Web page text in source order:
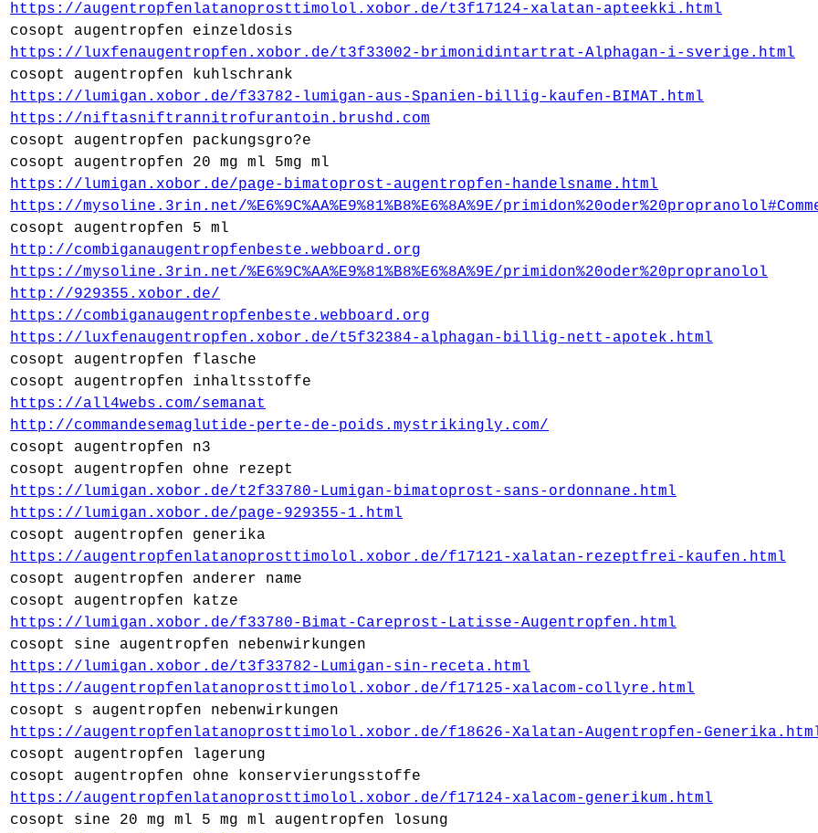
https://augentropfenlatanoprosttimolol.xobor.de/t3f17124-xalatan-apteekki.html
cosopt augentropfen einzeldosis
https://luxfenaugentropfen.xobor.de/t3f33002-brimonidintartrat-Alphagan-i-sverige.html
cosopt augentropfen kuhlschrank
https://lumigan.xobor.de/f33782-lumigan-aus-Spanien-billig-kaufen-BIMAT.html
https://niftasniftrannitrofurantoin.brushd.com
cosopt augentropfen packungsgro?e
cosopt augentropfen 20 mg ml 5mg ml
https://lumigan.xobor.de/page-bimatoprost-augentropfen-handelsname.html
https://mysoline.3rin.net/%E6%9C%AA%E9%81%B8%E6%8A%9E/
cosopt augentropfen 5 ml
http://combiganaugentropfenbeste.webboard.org
https://mysoline.3rin.net/%E6%9C%AA%E9%81%B8%E6%8A%9E/primidon%20oder%20propranolol
http://929355.xobor.de/
https://combiganaugentropfenbeste.webboard.org
https://luxfenaugentropfen.xobor.de/t5f32384-alphagan-billig-nett-apotek.html
cosopt augentropfen flasche
cosopt augentropfen inhaltsstoffe
https://all4webs.com/semanat
http://commandesemaglutide-perte-de-poids.mystrikingly.com/
cosopt augentropfen n3
cosopt augentropfen ohne rezept
https://lumigan.xobor.de/t2f33780-Lumigan-bimatoprost-sans-ordonnane.html
https://lumigan.xobor.de/page-929355-1.html
cosopt augentropfen generika
https://augentropfenlatanoprosttimolol.xobor.de/f17121-xalatan-rezeptfrei-kaufen.html
cosopt augentropfen anderer name
cosopt augentropfen katze
https://lumigan.xobor.de/f33780-Bimat-Careprost-Latisse-Augentropfen.html
cosopt sine augentropfen nebenwirkungen
https://lumigan.xobor.de/t3f33782-Lumigan-sin-receta.html
https://augentropfenlatanoprosttimolol.xobor.de/f17125-xalacom-collyre.html
cosopt s augentropfen nebenwirkungen
https://augentropfenlatanoprosttimolol.xobor.de/f18626-Xalatan-Augentropfen-
cosopt augentropfen lagerung
cosopt augentropfen ohne konservierungsstoffe
https://augentropfenlatanoprosttimolol.xobor.de/f17124-xalacom-generikum.html
cosopt sine 20 mg ml 5 mg ml augentropfen losung